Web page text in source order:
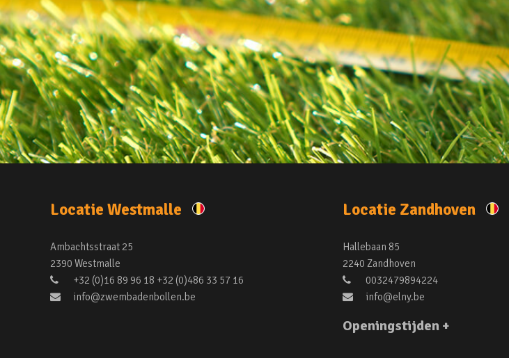
Locatie Westmalle
Ambachtsstraat 25
2390 Westmalle
+32 (0)16 89 96 18 +32 (0)486 33 57 16
info@zwembadenbollen.be
Locatie Zandhoven
Hallebaan 85
2240 Zandhoven
0032479894224
info@elny.be
Openingstijden +